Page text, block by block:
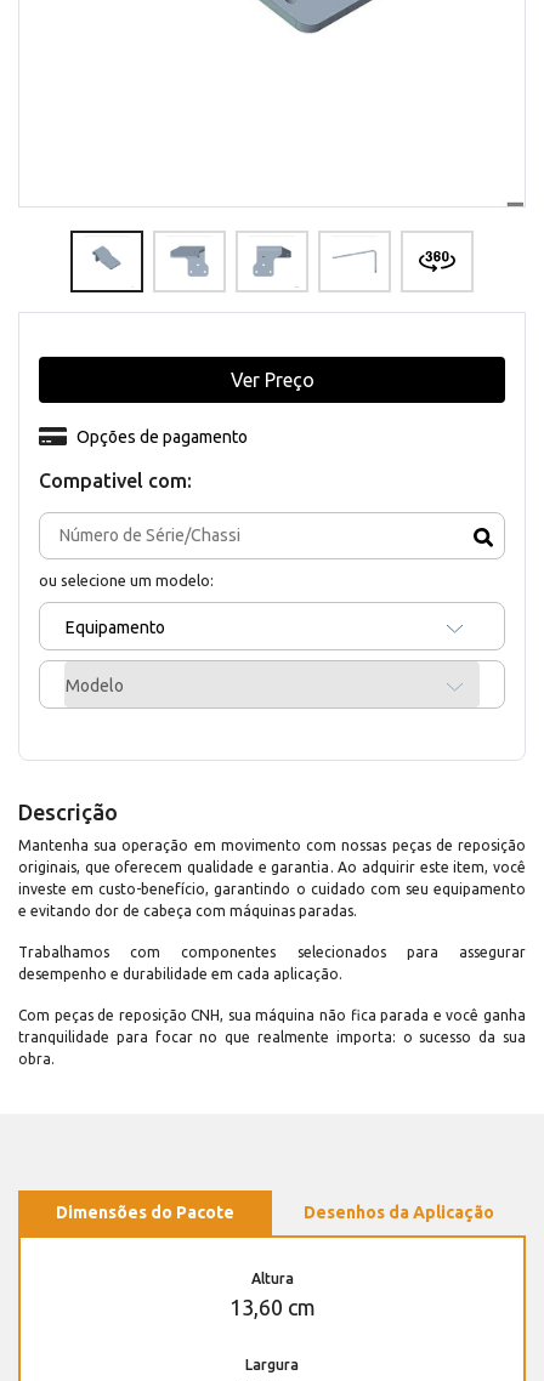
Compativel com:
ou selecione um modelo:
Equipamento
Modelo
Opções de pagamento
Ver Preço
Descrição
Mantenha sua operação em movimento com nossas peças de reposição
originais, que oferecem qualidade e garantia. Ao adquirir este item, você
investe em custo-benefício, garantindo o cuidado com seu equipamento
e evitando dor de cabeça com máquinas paradas.
Trabalhamos com componentes selecionados para assegurar
desempenho e durabilidade em cada aplicação.
Com peças de reposição CNH, sua máquina não fica parada e você ganha
tranquilidade para focar no que realmente importa: o sucesso da sua
obra.
Dimensões do Pacote Desenhos da Aplicação
Altura
13,60 cm
Largura